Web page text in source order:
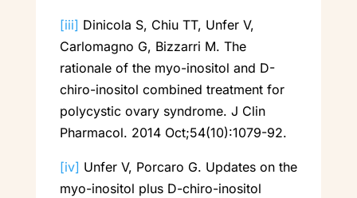
[iii] Dinicola S, Chiu TT, Unfer V,
Carlomagno G, Bizzarri M. The
rationale of the myo-inositol and D-
chiro-inositol combined treatment for
polycystic ovary syndrome. J Clin
Pharmacol. 2014 Oct;54(10):1079-92.
[iv] Unfer V, Porcaro G. Updates on the
myo-inositol plus D-chiro-inositol